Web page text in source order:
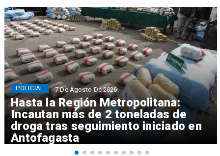
Hasta la Región Metropolitana:
Incautan más de 2 toneladas de
droga tras seguimiento iniciado en
Antofagasta
POLICIAL 7 De Agosto De 2026